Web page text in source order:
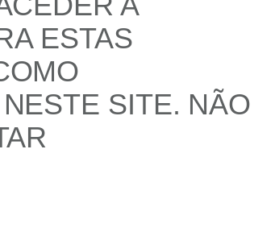
ESTAS
SITE. NÃO